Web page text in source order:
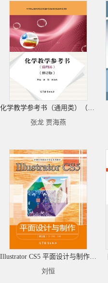
化学教学参考书（通用类）（修订版）
张龙 贾海燕
Illustrator CS5 平面设计与制作（第2版）
刘恒